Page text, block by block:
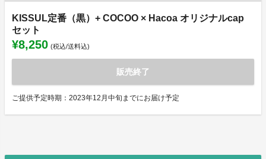
KISSUL定番（黒）+ COCOO × Hacoa オリジナルcap
セット
¥8,250 (税込/送料込)
販売終了
ご提供予定時期：2023年12月中旬までにお届け予定